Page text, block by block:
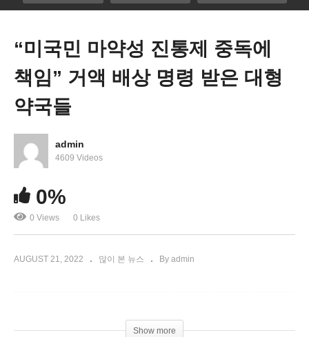
“5년 만에 ‘최악’의 독감이 온다”
“미국민 마약성 진통제 중독에
책임” 거액 배상 명령 받은 대형
약국들
admin
4609 Videos
0%
0 Views 0 Likes
AUGUST 21, 2022 많이 본 뉴스 By admin
Show more